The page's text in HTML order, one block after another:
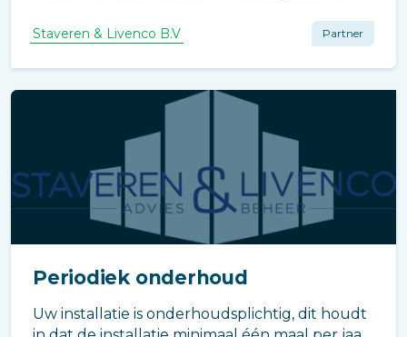
Staveren & Livenco B.V Partner
Periodiek onderhoud
Uw installatie is onderhoudsplichtig, dit houdt